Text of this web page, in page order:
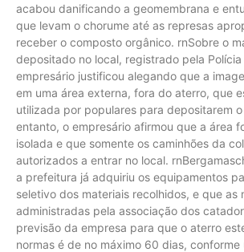
acabou danificando a geomembrana e
que levam o chorume até as represas
receber o composto orgânico. rnSobre o
depositado no local, registrado pela
empresário justificou alegando que a
em uma área externa, fora do aterro, que
utilizada por populares para depositarem
entanto, o empresário afirmou que a área
isolada e que somente os caminhões da
autorizados a entrar no local.
a prefeitura já adquiriu os equipamentos
seletivo dos materiais recolhidos, e que as
administradas pela associação dos
previsão da empresa para que o aterro
normas é de no máximo 60 dias, conforme